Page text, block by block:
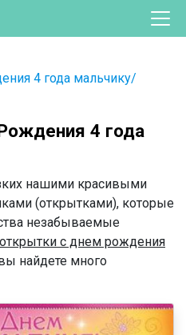
4 года мальчику/
4 года
нашими красивыми
(открытками), которые
незабываемые
открытки с днем рождения
найдете много